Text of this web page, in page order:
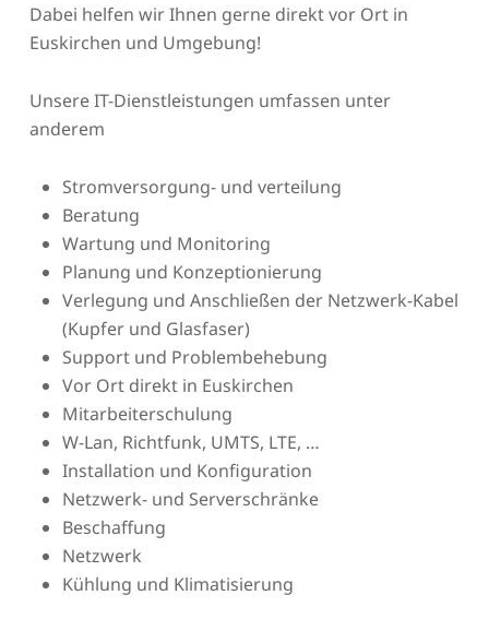
Dabei helfen wir Ihnen gerne direkt vor Ort in
Euskirchen und Umgebung!
Unsere IT-Dienstleistungen umfassen unter
anderem
Stromversorgung- und verteilung
Beratung
Wartung und Monitoring
Planung und Konzeptionierung
Verlegung und Anschließen der Netzwerk-Kabel
(Kupfer und Glasfaser)
Support und Problembehebung
Vor Ort direkt in Euskirchen
Mitarbeiterschulung
W-Lan, Richtfunk, UMTS, LTE, …
Installation und Konfiguration
Netzwerk- und Serverschränke
Beschaffung
Netzwerk
Kühlung und Klimatisierung